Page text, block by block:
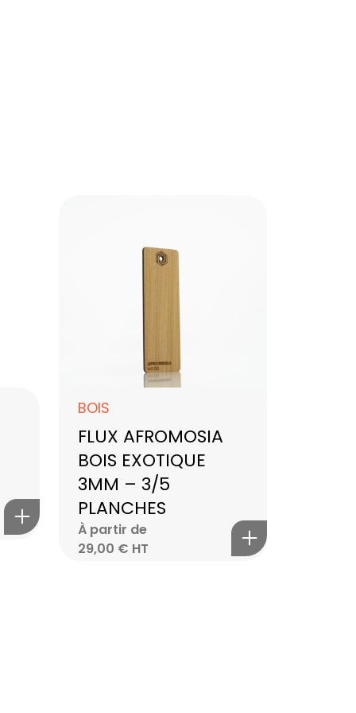
BOIS
FLUX AFROMOSIA
BOIS EXOTIQUE
3MM – 3/5
PLANCHES
À partir de
29,00 € HT